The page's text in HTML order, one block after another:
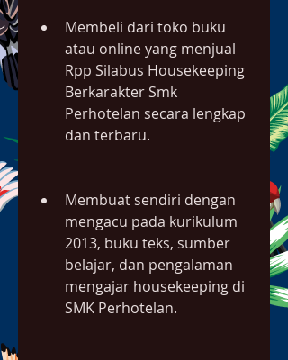
Membeli dari toko buku
atau online yang menjual
Rpp Silabus Housekeeping
Berkarakter Smk
Perhotelan secara lengkap
dan terbaru.
Membuat sendiri dengan
mengacu pada kurikulum
2013, buku teks, sumber
belajar, dan pengalaman
mengajar housekeeping di
SMK Perhotelan.